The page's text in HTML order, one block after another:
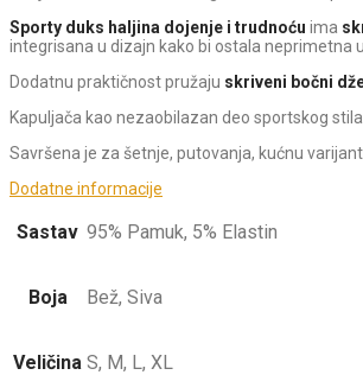
Sporty duks haljina dojenje i trudnoću ima
integrisana u dizajn kako bi ostala neprimetna
Dodatnu praktičnost pružaju skriveni bočni
Kapuljača kao nezaobilazan deo sportskog
Savršena je za šetnje, putovanja, kućnu
Dodatne informacije
Sastav 95% Pamuk, 5% Elastin
Boja Bež, Siva
Veličina S, M, L, XL